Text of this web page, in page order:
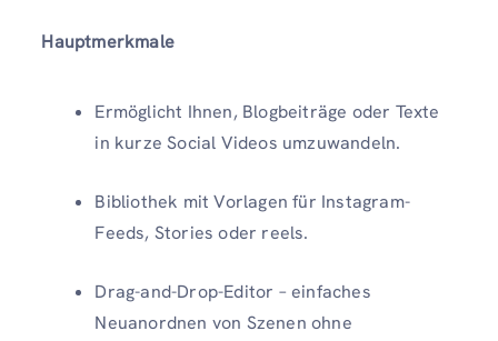
Hauptmerkmale
Ermöglicht Ihnen, Blogbeiträge oder Texte
in kurze Social Videos umzuwandeln.
Bibliothek mit Vorlagen für Instagram-
Feeds, Stories oder reels.
Drag-and-Drop-Editor – einfaches
Neuanordnen von Szenen ohne